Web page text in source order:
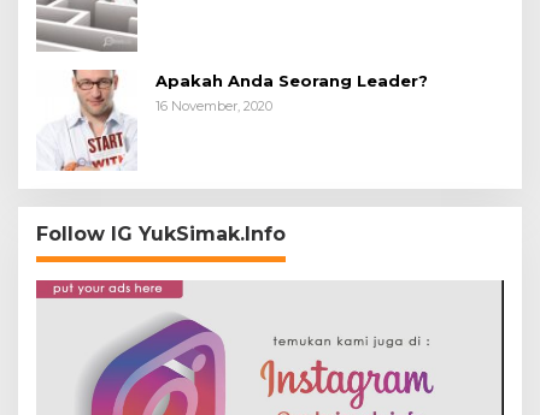
Apakah Anda Seorang Leader?
16 November, 2020
Follow IG YukSimak.Info